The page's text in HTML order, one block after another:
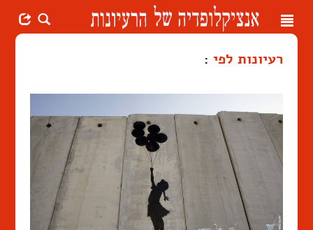
Toggle
רעיונות לפי :